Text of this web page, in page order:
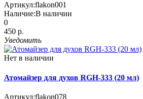
Артикул:flakon001
Наличие:В наличии
0
450 р.
Уведомить
Нет в наличии
Атомайзер для духов RGH-333 (20 мл)
Артикул:flakon078